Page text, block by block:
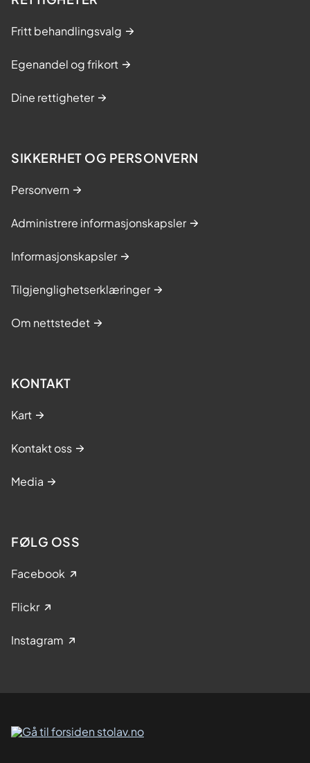
Fritt behandlingsvalg
Egenandel og frikort
Dine rettigheter
SIKKERHET OG PERSONVERN
Personvern
Administrere informasjonskapsler
Informasjonskapsler
Tilgjenglighetserklæringer
Om nettstedet
KONTAKT
Kart
Kontakt oss
Media
FØLG OSS
Facebook
Flickr
Instagram